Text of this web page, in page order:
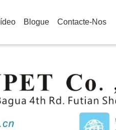
Blogue Contacte-Nos